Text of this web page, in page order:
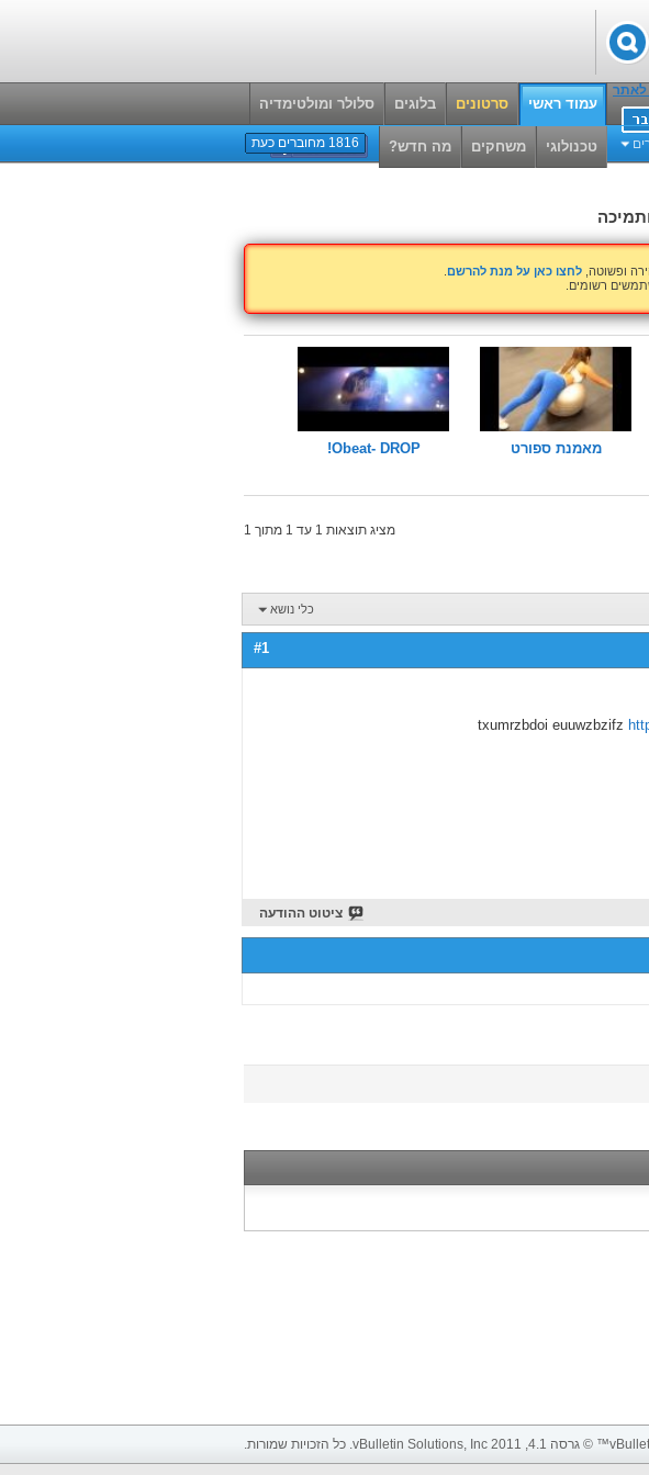
לאתר
עמוד ראשי סרטונים בלוגים סלולר ומולטימדיה
טכנולוגי משחקים מה חדש? 1816 מחוברים כעת
ופשוטה, לחצו כאן על מנת להרשם
רשומים.
מאמנת ספורט Obeat- DROP!
מציג תוצאות 1 עד 1 מתוך 1
כלי נושא
#1
txumrzbdoi euuwzbzifz
ציטוט ההודעה